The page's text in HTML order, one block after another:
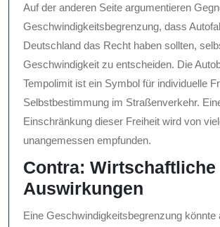
Auf der anderen Seite argumentieren
Geschwindigkeitsbegrenzung, dass
Deutschland das Recht haben sollten,
Geschwindigkeit zu entscheiden. Die
Tempolimit ist ein Symbol für individuelle
Selbstbestimmung im Straßenverkehr.
Einschränkung dieser Freiheit wird von
unangemessen empfunden.
Contra: Wirtschaftliche
Auswirkungen
Eine Geschwindigkeitsbegrenzung könnte